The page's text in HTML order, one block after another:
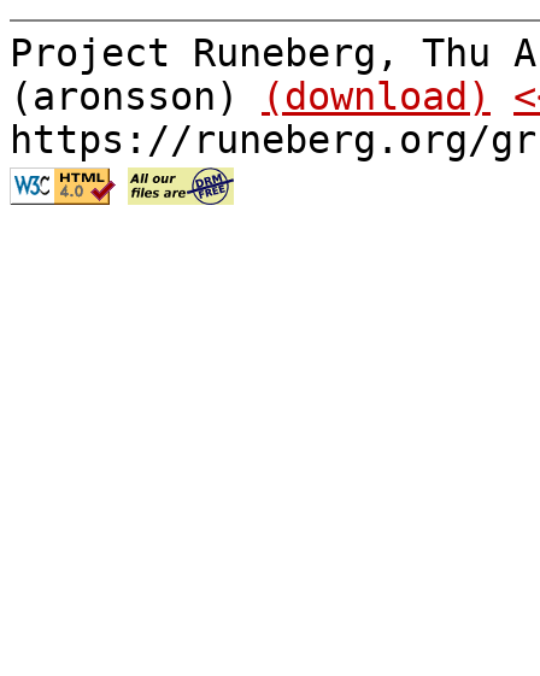
Project Runeberg, Thu
(aronsson)
(download)
https://runeberg.org/